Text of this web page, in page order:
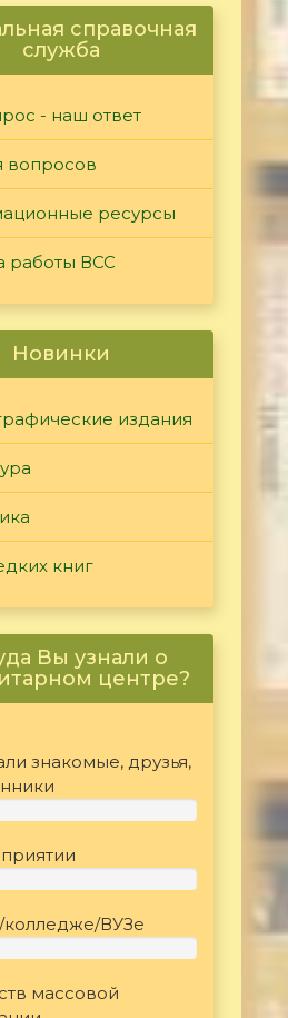
справочная
служба
- наш ответ
вопросов
ресурсы
работы ВСС
Новинки
издания
книг
Вы узнали о
центре?
знакомые, друзья,
ВУЗе
массовой